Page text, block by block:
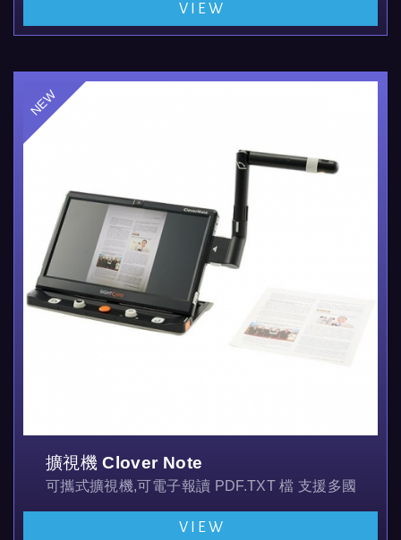
放大倍率1.4-54倍，全機型可透過觸控螢幕或實體按鍵
支持亮度、對比調整、多色顯示模式，凍結、導引線、
VIEW
擴視機 Clover Note
可攜式擴視機,可電子報讀 PDF.TXT 檔 支援多國語言,
大螢幕重量輕方便攜帶,可看近,看遠,並可以自拍及整理
並可外接360度環景及書寫鏡頭 , 鏡頭解析度達...
VIEW